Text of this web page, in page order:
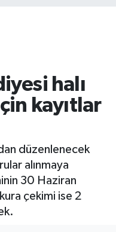
halı
kayıtlar
düzenlenecek
alınmaya
30 Haziran
çekimi ise 2